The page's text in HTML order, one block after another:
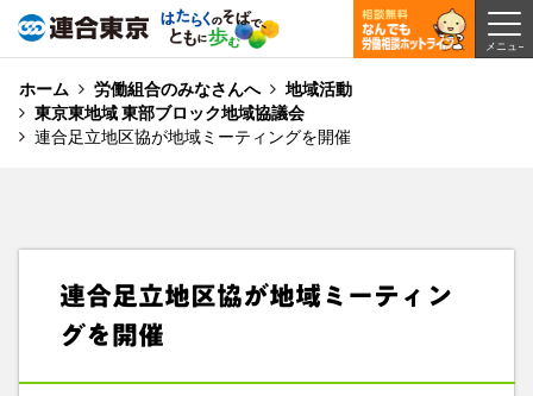
ホーム 労働組合のみなさんへ
地域活動
東京東地域 東部ブロック地域協議会
連合足立地区協が地域ミーティングを開催
連合足立地区協が地域ミーティン
グを開催